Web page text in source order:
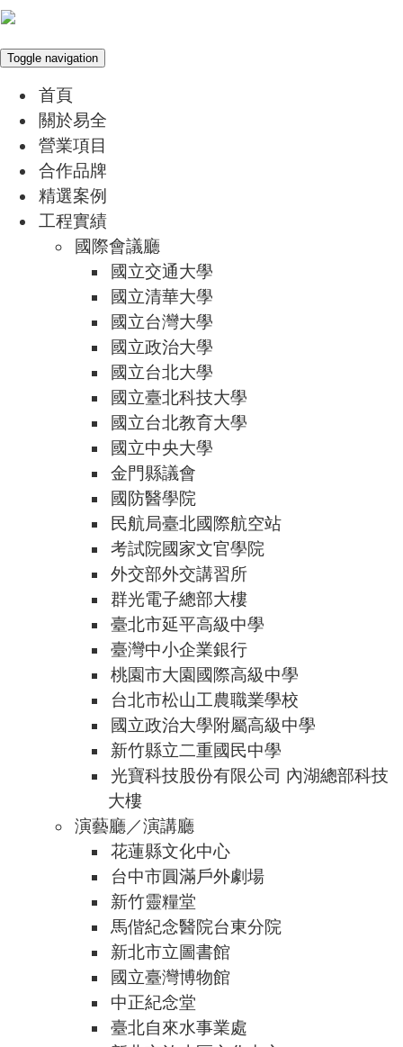
Toggle navigation
首頁
關於易全
營業項目
合作品牌
精選案例
工程實績
國際會議廳
國立交通大學
國立清華大學
國立台灣大學
國立政治大學
國立台北大學
國立臺北科技大學
國立台北教育大學
國立中央大學
金門縣議會
國防醫學院
民航局臺北國際航空站
考試院國家文官學院
外交部外交講習所
群光電子總部大樓
臺北市延平高級中學
臺灣中小企業銀行
桃園市大園國際高級中學
台北市松山工農職業學校
國立政治大學附屬高級中學
新竹縣立二重國民中學
光寶科技股份有限公司 內湖總部科技
大樓
演藝廳／演講廳
花蓮縣文化中心
台中市圓滿戶外劇場
新竹靈糧堂
馬偕紀念醫院台東分院
新北市立圖書館
國立臺灣博物館
中正紀念堂
臺北自來水事業處